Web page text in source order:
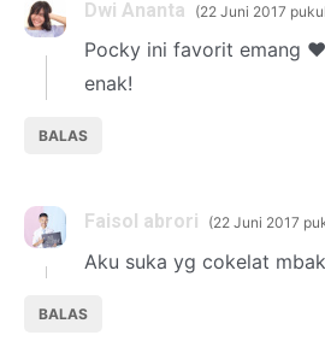
Dwi Ananta 22 Juni 2017
Pocky ini favorit emang
enak!
BALAS
Faisol abrori 22 Juni 2017
Aku suka yg cokelat
BALAS